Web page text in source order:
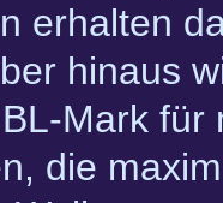
erhalten
hinaus
Mark für
die